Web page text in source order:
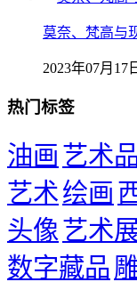
莫奈、梵高与
2023年07月17
热门标签
油画 艺术
艺术绘画
头像艺术
数字藏品